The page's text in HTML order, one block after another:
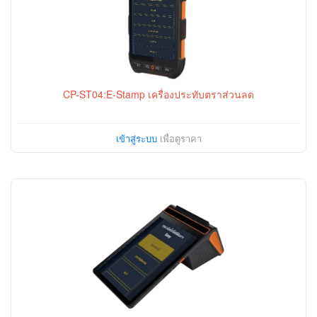
CP-ST04:E-Stamp เครื่องประทับตราส่วนลด
เข้าสู่ระบบเพื่อดูราคา